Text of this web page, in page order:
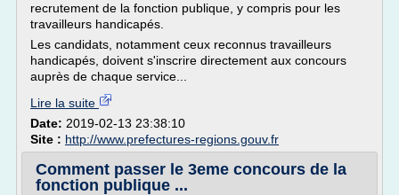
recrutement de la fonction publique, y compris pour les
travailleurs handicapés.
Les candidats, notamment ceux reconnus travailleurs
handicapés, doivent s'inscrire directement aux concours
auprès de chaque service...
Lire la suite
Date: 2019-02-13 23:38:10
Site : http://www.prefectures-regions.gouv.fr
Comment passer le 3eme concours de la
fonction publique ...